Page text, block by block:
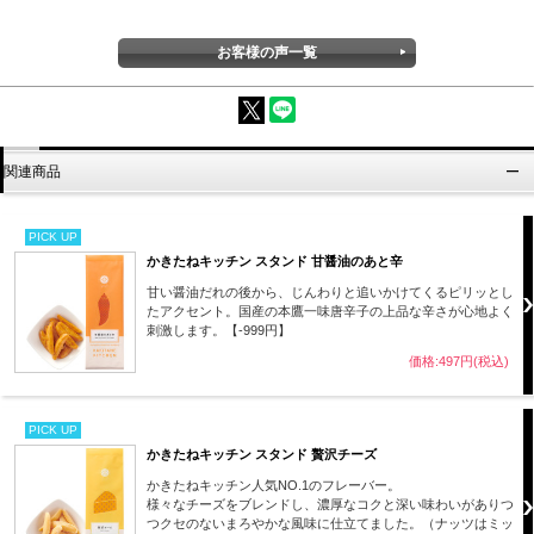
お客様の声一覧
関連商品
PICK UP
かきたねキッチン スタンド 甘醤油のあと辛
甘い醤油だれの後から、じんわりと追いかけてくるピリッとし
たアクセント。国産の本鷹一味唐辛子の上品な辛さが心地よく
刺激します。【-999円】
価格:497円(税込)
PICK UP
かきたねキッチン スタンド 贅沢チーズ
かきたねキッチン人気NO.1のフレーバー。
様々なチーズをブレンドし、濃厚なコクと深い味わいがありつ
つクセのないまろやかな風味に仕立てました。（ナッツはミッ